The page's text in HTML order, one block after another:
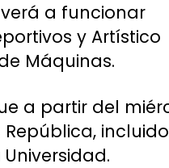
a funcionar
y Artístico
Máquinas.
a partir del